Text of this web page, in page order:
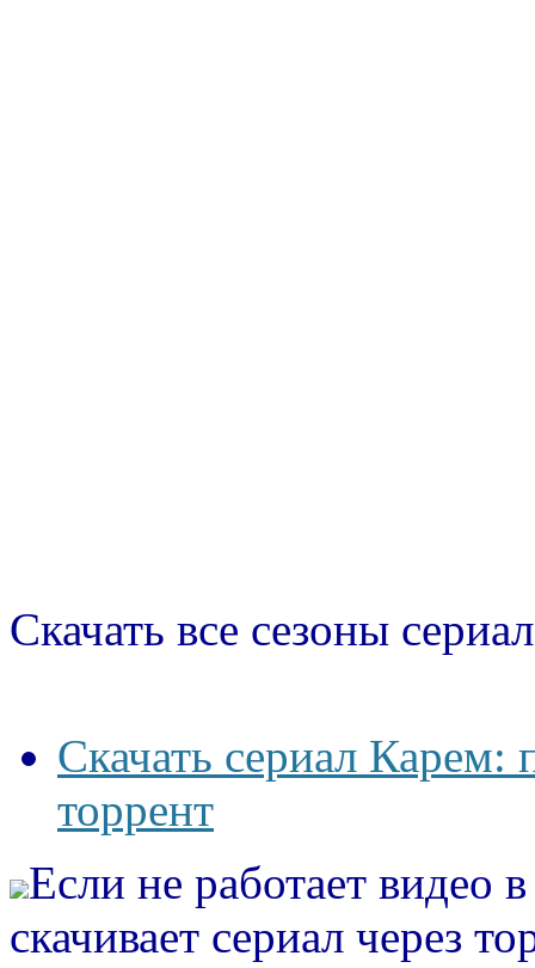
Скачать все сезоны
Скачать сериал Карем:
торрент
Если не работает видео
скачивает сериал через